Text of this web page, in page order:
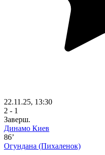
22.11.25, 13:30
2 - 1
Заверш.
Динамо Киев
86’
Огундана (Пихаленок)